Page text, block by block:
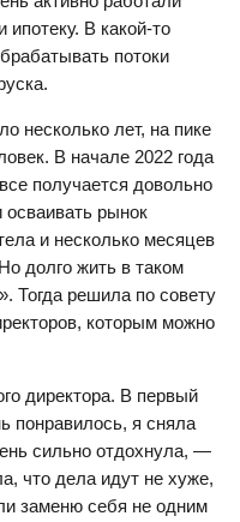
В какой-то
потоки
несколько лет, на пике
В начале 2022 года
получается довольно
рынок
и несколько месяцев
долго жить в таком
Тогда решила по совету
которым можно
директора. В первый
понравилось, я сняла
сильно отдохнула, —
что дела идут не хуже,
заменю себя не одним